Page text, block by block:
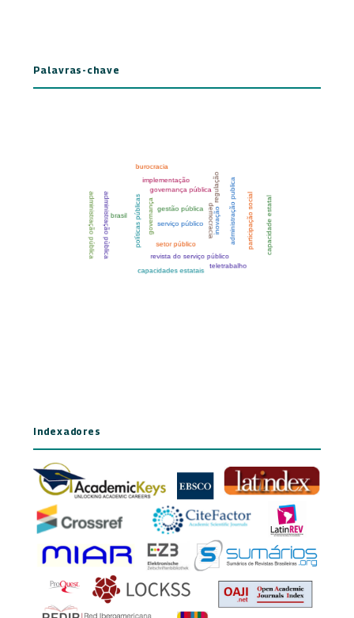
Palavras-chave
Indexadores